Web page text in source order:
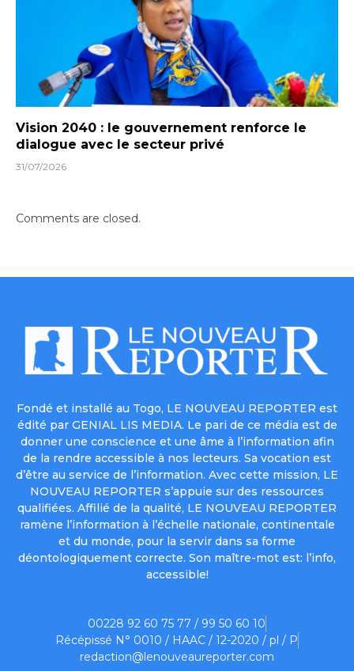
Vision 2040 : le gouvernement renforce le
dialogue avec le secteur privé
31/07/2026
Comments are closed.
Fondé et installé au Togo, LE NOUVEAU REPORTER est
édité par GENIAL LIS MEDIA. Le pari de ce média est de
donner une conscience et une âme à l’information afin
de la rendre accessible à nos lecteurs. Sa vocation est
d’être au service de l’information. Avec cette mission, LE
NOUVEAU REPORTER s’appuie sur des ressources
qualifiées. Affilié de la qualité, LE NOUVEAU REPORTER
ramène l’information à l’échelle nationale, continentale
et du monde, pour la servir dans sa forme
déontologiquement correcte. Son maître-mot est: l’info,
accessible!
00228 92 60 75 77 / 99 50 60 10
Récépissé N° 0010 / HAAC / 12-2020 / pl / P
redaction@lenouveaureporter.com